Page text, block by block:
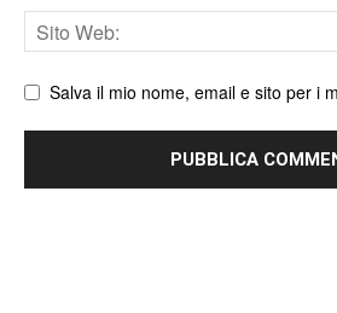
Sito
web
Salva il mio nome, email e sito per i